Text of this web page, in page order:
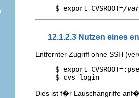
     $ export CVSROOT=
/
12.1.2.3 Nutzen eines
Entfernter Zugriff ohne SSH
$ export
Dies ist f�r Lauschangriffe